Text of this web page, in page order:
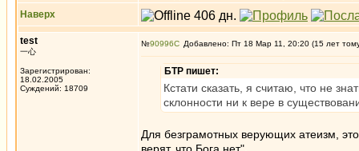
Наверх
test
一心
Зарегистрирован:
18.02.2005
Суждений: 18709
№90996 Добавлено: Пт 18 Мар 11, 20:20 (15 лет
БТР пишет:
Кстати сказать, я считаю, что не
склонности ни к вере в
Для безграмотных верующих атеизм,